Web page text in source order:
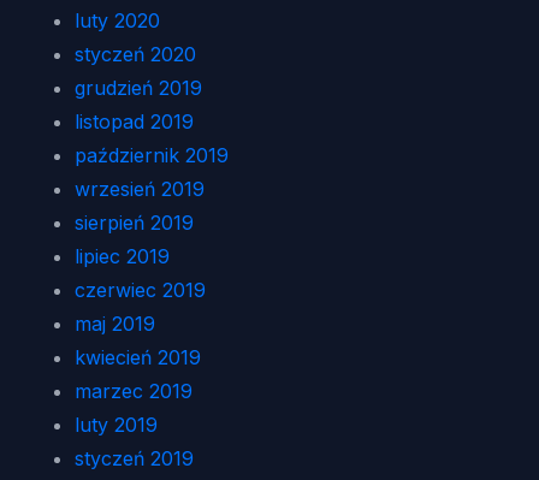
luty 2020
styczeń 2020
grudzień 2019
listopad 2019
październik 2019
wrzesień 2019
sierpień 2019
lipiec 2019
czerwiec 2019
maj 2019
kwiecień 2019
marzec 2019
luty 2019
styczeń 2019